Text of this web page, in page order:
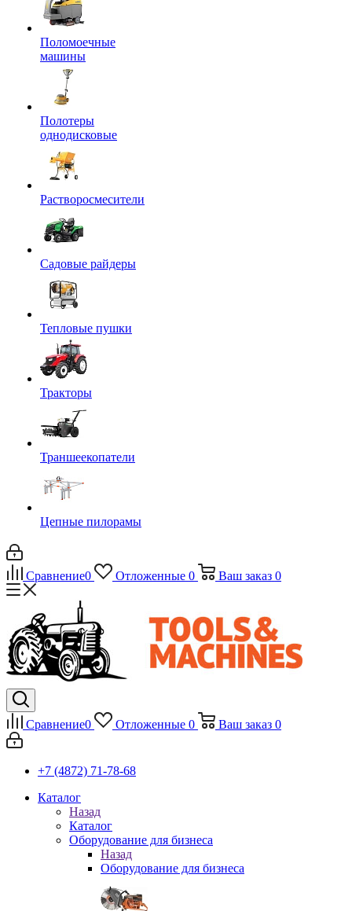
Поломоечные
машины
Полотеры
однодисковые
Растворосмесители
Садовые райдеры
Тепловые пушки
Тракторы
Траншеекопатели
Цепные пилорамы
Сравнение0 Отложенные 0 Ваш заказ 0
Сравнение0 Отложенные 0 Ваш заказ 0
+7 (4872) 71-78-68
Каталог
Назад
Каталог
Оборудование для бизнеса
Назад
Оборудование для бизнеса